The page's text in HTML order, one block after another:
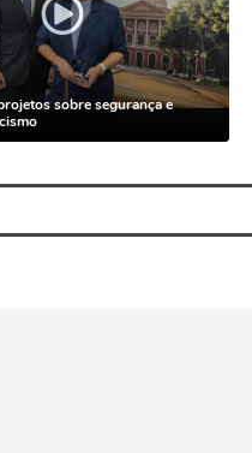
sobre segurança e